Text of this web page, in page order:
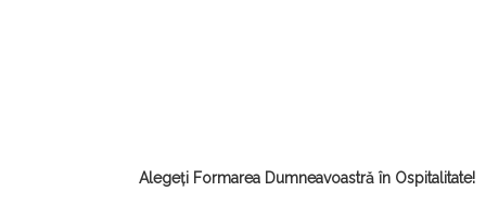
Alegeți Formarea Dumneavoastră în Ospitalitate!